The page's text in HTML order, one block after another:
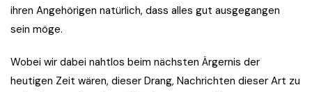
ihren Angehörigen natürlich, dass alles gut ausgegangen
sein möge.
Wobei wir dabei nahtlos beim nächsten Ärgernis der
heutigen Zeit wären, dieser Drang, Nachrichten dieser Art zu